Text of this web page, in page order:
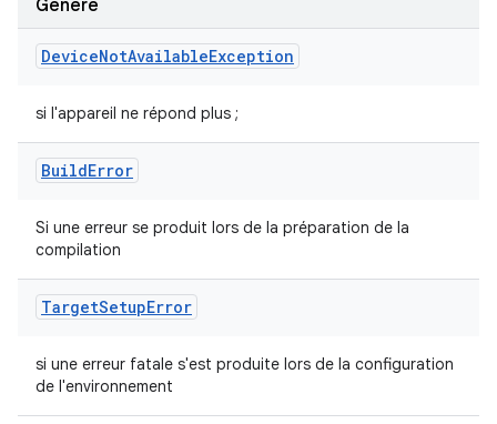
Génère
DeviceNotAvailableException
si l'appareil ne répond plus ;
BuildError
Si une erreur se produit lors de la préparation de la
compilation
TargetSetupError
si une erreur fatale s'est produite lors de la configuration
de l'environnement